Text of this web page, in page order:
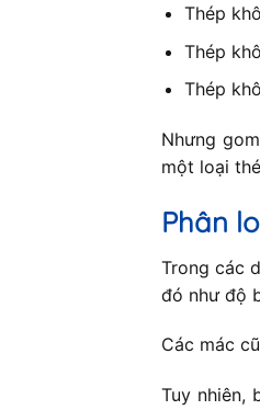
Thép
Thép
Thép
Nhưng
một loại
Phân
Trong các
đó như độ
Các mác
Tuy nhiên,